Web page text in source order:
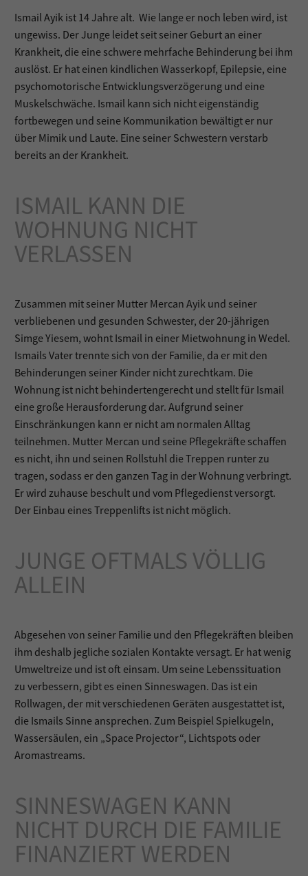
Ismail Ayik ist 14 Jahre alt. Wie lange er noch leben wird, ist
ungewiss. Der Junge leidet seit seiner Geburt an einer
Krankheit, die eine schwere mehrfache Behinderung bei ihm
auslöst. Er hat einen kindlichen Wasserkopf, Epilepsie, eine
psychomotorische Entwicklungsverzögerung und eine
Muskelschwäche. Ismail kann sich nicht eigenständig
fortbewegen und seine Kommunikation bewältigt er nur
über Mimik und Laute. Eine seiner Schwestern verstarb
bereits an der Krankheit.
ISMAIL KANN DIE
WOHNUNG NICHT
VERLASSEN
Zusammen mit seiner Mutter Mercan Ayik und seiner
verbliebenen und gesunden Schwester, der 20-jährigen
Simge Yiesem, wohnt Ismail in einer Mietwohnung in Wedel.
Ismails Vater trennte sich von der Familie, da er mit den
Behinderungen seiner Kinder nicht zurechtkam. Die
Wohnung ist nicht behindertengerecht und stellt für Ismail
eine große Herausforderung dar. Aufgrund seiner
Einschränkungen kann er nicht am normalen Alltag
teilnehmen. Mutter Mercan und seine Pflegekräfte schaffen
es nicht, ihn und seinen Rollstuhl die Treppen runter zu
tragen, sodass er den ganzen Tag in der Wohnung verbringt.
Er wird zuhause beschult und vom Pflegedienst versorgt.
Der Einbau eines Treppenlifts ist nicht möglich.
JUNGE OFTMALS VÖLLIG
ALLEIN
Abgesehen von seiner Familie und den Pflegekräften bleiben
ihm deshalb jegliche sozialen Kontakte versagt. Er hat wenig
Umweltreize und ist oft einsam. Um seine Lebenssituation
zu verbessern, gibt es einen Sinneswagen. Das ist ein
Rollwagen, der mit verschiedenen Geräten ausgestattet ist,
die Ismails Sinne ansprechen. Zum Beispiel Spielkugeln,
Wassersäulen, ein „Space Projector“, Lichtspots oder
Aromastreams.
SINNESWAGEN KANN
NICHT DURCH DIE FAMILIE
FINANZIERT WERDEN